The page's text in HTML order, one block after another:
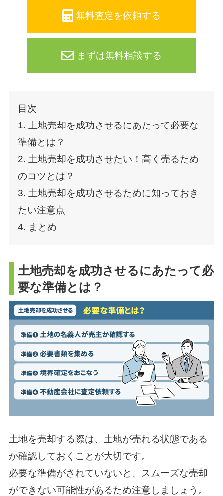
無料査定を依頼する
まずは無料相談する
目次
1. 土地売却を成功させるにあたって必要な
準備とは？
2. 土地売却を成功させたい！高く売るため
のコツとは？
3. 土地売却を成功させるために知っておき
たい注意点
4. まとめ
土地売却を成功させるにあたって必
要な準備とは？
土地を売却する際は、土地が売れる状態である
か確認しておくことが大切です。
必要な準備がされていないと、スムーズな売却
ができない可能性があるため注意しましょう。